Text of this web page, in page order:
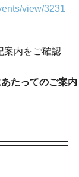
view/3231
案内をご確認
たってのご案内